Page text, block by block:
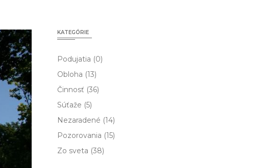
KATEGÓRIE
Podujatia (0)
Obloha (13)
Činnosť (36)
Súťaže (5)
Nezaradené (14)
Pozorovania (15)
Zo sveta (38)